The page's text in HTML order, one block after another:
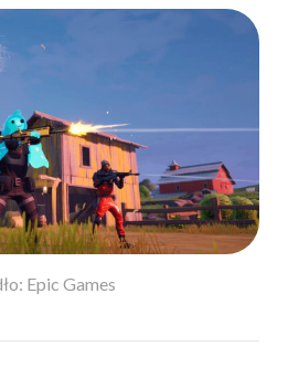
Epic Games